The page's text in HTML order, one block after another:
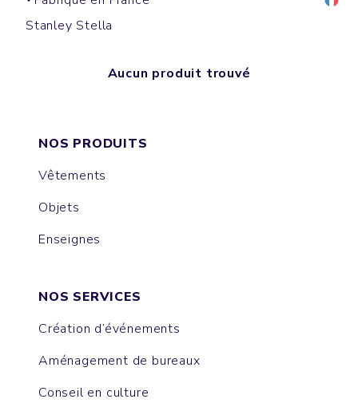
Stanley Stella
Aucun produit trouvé
NOS PRODUITS
Vêtements
Objets
Enseignes
NOS SERVICES
Création d’événements
Aménagement de bureaux
Conseil en culture